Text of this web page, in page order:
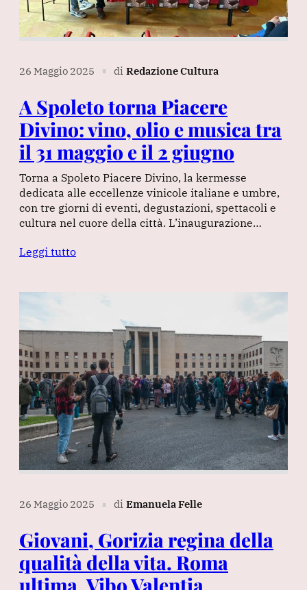
26 Maggio 2025 ∎ di Redazione Cultura
A Spoleto torna Piacere
Divino: vino, olio e musica tra
il 31 maggio e il 2 giugno
Torna a Spoleto Piacere Divino, la kermesse
dedicata alle eccellenze vinicole italiane e umbre,
con tre giorni di eventi, degustazioni, spettacoli e
cultura nel cuore della città. L’inaugurazione…
Leggi tutto
26 Maggio 2025 ∎ di Emanuela Felle
Giovani, Gorizia regina della
qualità della vita. Roma